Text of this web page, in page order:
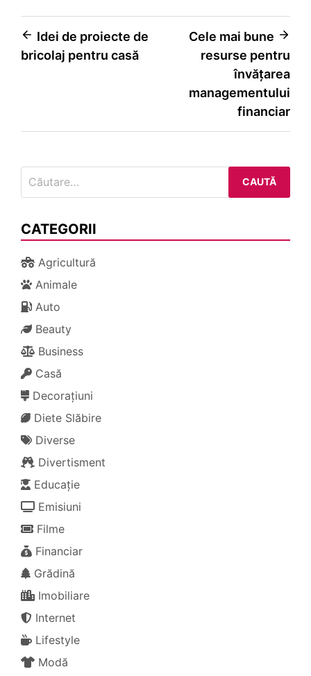
Navigare
în
Idei de proiecte de
bricolaj pentru casă
Cele mai bune
resurse pentru
învățarea
managementului
financiar
după:
CATEGORII
Agricultură
Animale
Auto
Beauty
Business
Casă
Decorațiuni
Diete Slăbire
Diverse
Divertisment
Educație
Emisiuni
Filme
Financiar
Grădină
Imobiliare
Internet
Lifestyle
Modă